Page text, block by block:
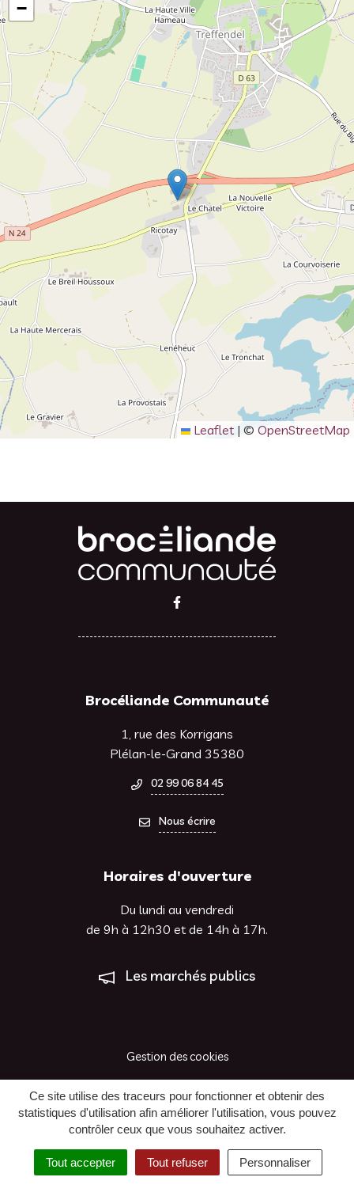
Ce site utilise des traceurs pour fonctionner et obtenir des
statistiques d'utilisation afin améliorer l'utilisation, vous pouvez
contrôler ceux que vous souhaitez activer.
Tout accepter Tout refuser Personnaliser
−
Leaflet | © OpenStreetMap
Lien vers le compte Facebook
Brocéliande Communauté
1, rue des Korrigans
Plélan-le-Grand 35380
02 99 06 84 45
Nous écrire
Horaires d'ouverture
Du lundi au vendredi
de 9h à 12h30 et de 14h à 17h.
Les marchés publics
Gestion des cookies
Plan du site
Mentions légales
Politique de confidentialité